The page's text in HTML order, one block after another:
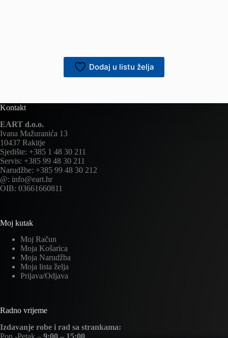
Dodaj u listu želja
Kontakt
EART d.o.o.
Ivana Mažuranića 13
10437 Rakitje
Sjedište: +385 1 48 30 211
Servis: +385 99 48 30 211
Narudžbe: +385 99 48 30 212
@: info@eart.hr
OIB: 03661660811
Moj kutak
Moj Račun
Moja Košarica
Moja Narudžba
Moja lista želja
Prijava/Odjava
Radno vrijeme
Izdavanje robe i rad sa strankama: